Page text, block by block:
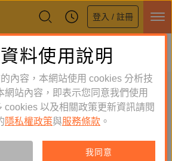
登入 / 註冊
新APP上線
，即刻下載
青春選讀！！愛倫坡短
#鏡好聽製作
料使用說明
內容，本網站使用 cookies 分析技
網站內容，即表示您同意我們使用
cookies 以及相關政策更新資訊請閱
隱私權政策與服務條款 。
我同意